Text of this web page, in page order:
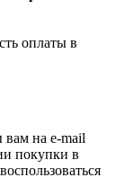
оплаты в
на e-mail
покупки в